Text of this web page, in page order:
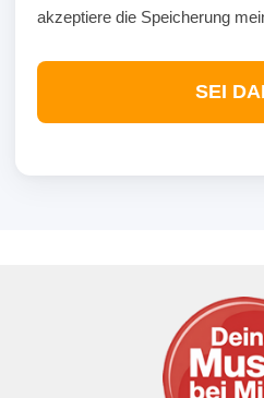
akzeptiere die Speicherung
SEI